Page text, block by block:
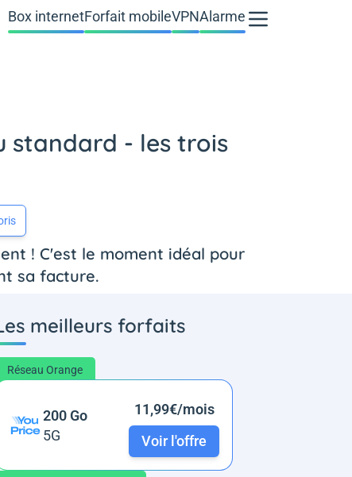
Box internetForfait mobileVPNAlarme
standard - les trois
! C'est le moment idéal pour
sa facture.
meilleurs forfaits
Réseau Orange
200 Go
5G
11,99€/mois
Voir l'offre